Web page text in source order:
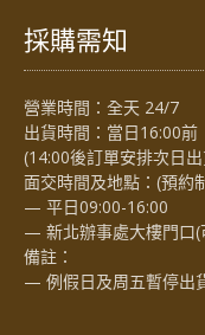
採購需知
營業時間：全天 24/7
出貨時間：當日16:00前
(14:00後訂單安排次日
面交時間及地點：(預約
— 平日09:00-16:00
— 新北辦事處大樓門口(
備註：
— 例假日及周五暫停出